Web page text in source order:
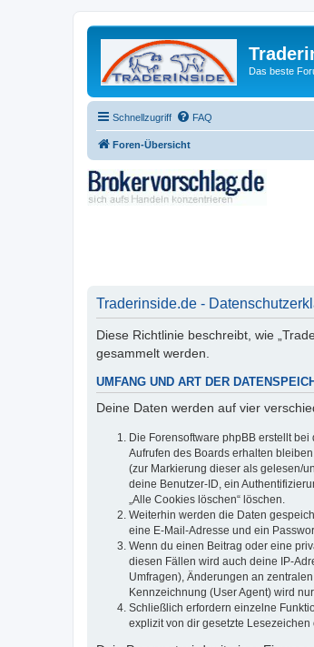
Das beste
Schnellzugriff FAQ
Foren-Übersicht
Traderinside.de -
Diese Richtlinie beschreibt, wie
gesammelt werden.
UMFANG UND ART DER
Deine Daten werden auf vier
Die Forensoftware phpBB erstellt
Aufrufen des Boards erhalten
(zur Markierung dieser als gelesen/
deine Benutzer-ID, ein
„Alle Cookies löschen“ löschen.
Weiterhin werden die Daten
eine E-Mail-Adresse und ein
Wenn du einen Beitrag oder eine
diesen Fällen wird auch deine IP-
Umfragen), Änderungen an
Kennzeichnung (User Agent) wird
Schließlich erfordern einzelne
explizit von dir gesetzte